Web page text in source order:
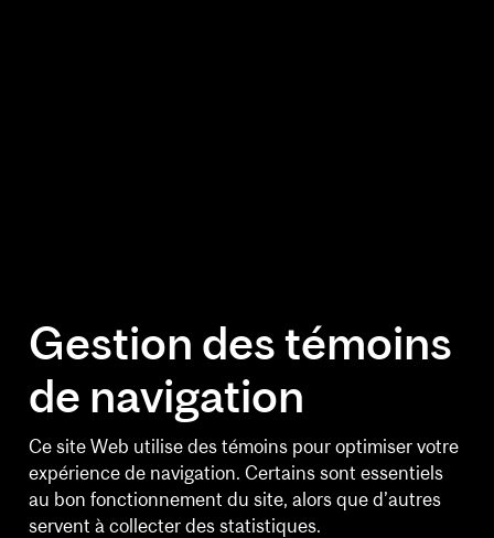
Gestion des témoins
de navigation
Ce site Web utilise des témoins pour optimiser votre
expérience de navigation. Certains sont essentiels
au bon fonctionnement du site, alors que d’autres
servent à collecter des statistiques.